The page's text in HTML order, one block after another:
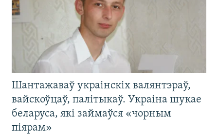
Шантажаваў украінскіх валянтэраў,
вайскоўцаў, палітыкаў. Украіна шукае
беларуса, які займаўся «чорным
піярам»